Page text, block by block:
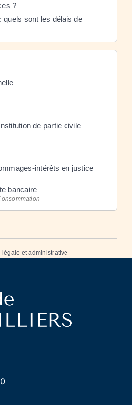
?
quels sont les délais de
de partie civile
intérêts en justice
bancaire
et administrative